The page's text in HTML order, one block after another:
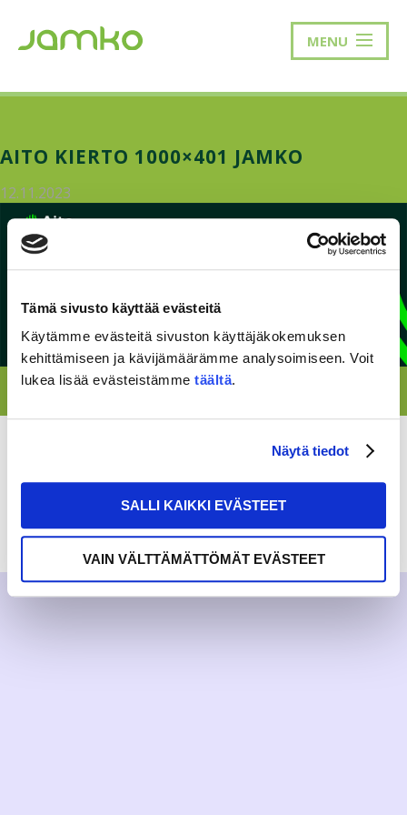
Tämä sivusto käyttää evästeitä
Käytämme evästeitä sivuston käyttäjäkokemuksen
kehittämiseen ja kävijämäärämme analysoimiseen. Voit
lukea lisää evästeistämme täältä.
Näytä tiedot
SALLI KAIKKI EVÄSTEET
VAIN VÄLTTÄMÄTTÖMÄT EVÄSTEET
MENU
AITO KIERTO 1000×401 JAMKO
12.11.2023